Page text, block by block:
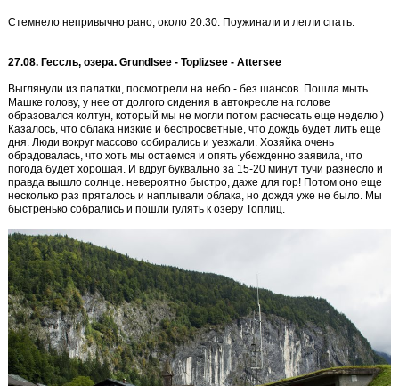
Стемнело непривычно рано, около 20.30. Поужинали и легли спать.
27.08. Гессль, озера. Grundlsee - Toplizsee - Attersee
Выглянули из палатки, посмотрели на небо - без шансов. Пошла мыть
Машке голову, у нее от долгого сидения в автокресле на голове
образовался колтун, который мы не могли потом расчесать еще неделю )
Казалось, что облака низкие и беспросветные, что дождь будет лить еще
дня. Люди вокруг массово собирались и уезжали. Хозяйка очень
обрадовалась, что хоть мы остаемся и опять убежденно заявила, что
погода будет хорошая. И вдруг буквально за 15-20 минут тучи разнесло и
правда вышло солнце. невероятно быстро, даже для гор! Потом оно еще
несколько раз пряталось и наплывали облака, но дождя уже не было. Мы
быстренько собрались и пошли гулять к озеру Топлиц.